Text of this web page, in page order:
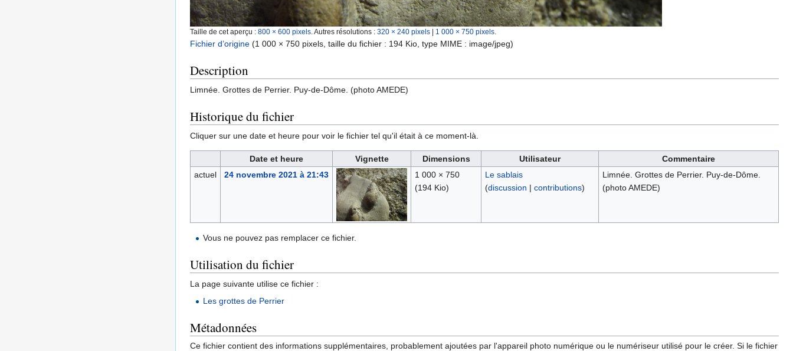
Taille de cet aperçu : 800 × 600 pixels Autres résolutions : 320 × 240 pixels 1 000 × 750 pixels
Fichier d’origine (1 000 × 750 pixels, taille du fichier : 194 Kio, type MIME : image/jpeg)
Description
Limnée. Grottes de Perrier. Puy-de-Dôme. (photo AMEDE)
Historique du fichier
Cliquer sur une date et heure pour voir le fichier tel qu'il était à ce moment-là.
Date et heure Vignette Dimensions Utilisateur
Commentaire
actuel
24 novembre 2021 à 21:43
1 000 × 750
(194 Kio)
Le sablais
(discussion | contributions)
Limnée. Grottes de Perrier. Puy-de-Dôme.
(photo AMEDE)
Vous ne pouvez pas remplacer ce fichier.
Utilisation du fichier
La page suivante utilise ce fichier :
Les grottes de Perrier
Métadonnées
Ce fichier contient des informations supplémentaires, probablement ajoutées par l'appareil photo numérique ou le numériseur utilisé pour le créer. Si le fichier